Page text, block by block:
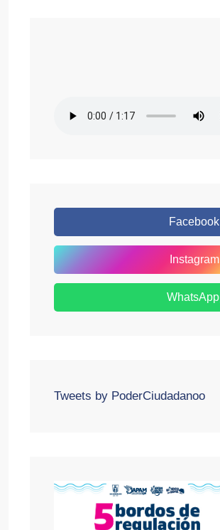
Facebook
Instagram
WhatsApp
Tweets by PoderCiudadanoo